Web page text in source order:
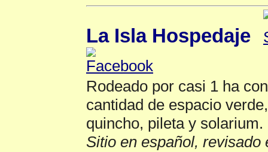
La Isla Hospedaje
Rodeado por casi 1 ha
cantidad de espacio
quincho, pileta y solarium.
Sitio en español, revisado